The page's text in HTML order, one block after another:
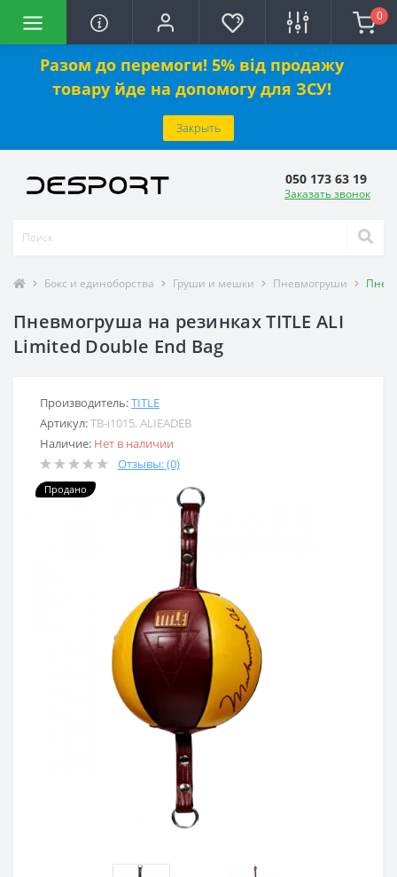
Разом до перемоги! 5% від продажу
товару йде на допомогу для ЗСУ!
Закрыть
0
050 173 63 19
Заказать звонок
Бокс и единоборства Груши и мешки Пневмогруши
Пневмогруша на резинках TITLE ALI
Limited Double End Bag
Производитель:TITLE
Артикул:TB-i1015, ALIEADEB
Наличие: Нет в наличии
Отзывы: (0)
Продано